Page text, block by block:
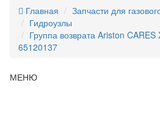
Главная
Запчасти для
Гидроузлы
Группа возврата Ariston
65120137
МЕНЮ